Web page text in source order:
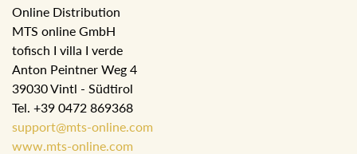
Online Distribution
MTS online GmbH
tofisch I villa I verde
Anton Peintner Weg 4
39030 Vintl - Südtirol
Tel. +39 0472 869368
support@mts-online.com
www.mts-online.com